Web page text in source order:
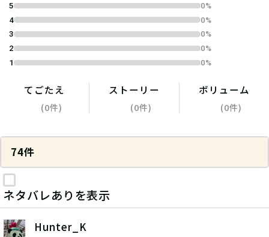
5
0%
4
0%
3
0%
2
0%
1
0%
てごたえ
(0件)
ストーリー
(0件)
ボリューム
(0件)
74件
ネタバレありを表示
Hunter_K